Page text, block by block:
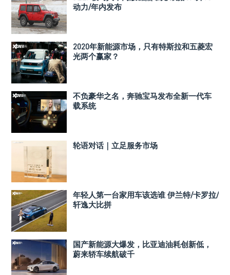
动力/年内发布
2020年新能源市场，只有特斯拉和五菱宏
光两个赢家？
不负豪华之名，奔驰宝马发布全新一代车
载系统
轮语对话｜立足服务市场
年轻人第一台家用车该选谁 伊兰特/卡罗拉/
轩逸大比拼
国产新能源大爆发，比亚迪油耗创新低，
蔚来轿车续航破千